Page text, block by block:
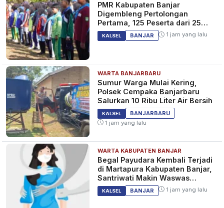
PMR Kabupaten Banjar
Digembleng Pertolongan
Pertama, 125 Peserta dari 25
Sekolah
KALSEL BANJAR 1 jam yang lalu
WARTA BANJARBARU
Sumur Warga Mulai Kering,
Polsek Cempaka Banjarbaru
Salurkan 10 Ribu Liter Air Bersih
KALSEL
BANJARBARU
1 jam yang lalu
WARTA KABUPATEN BANJAR
Begal Payudara Kembali Terjadi
di Martapura Kabupaten Banjar,
Santriwati Makin Waswas
Melintas
KALSEL BANJAR 1 jam yang lalu